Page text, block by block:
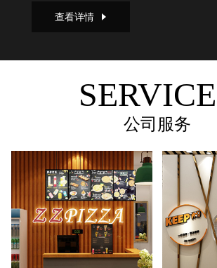
查看详情
公司服务